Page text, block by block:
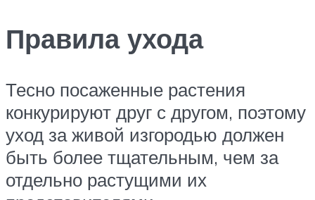
Правила ухода
Тесно посаженные растения
конкурируют друг с другом, поэтому
уход за живой изгородью должен
быть более тщательным, чем за
отдельно растущими их